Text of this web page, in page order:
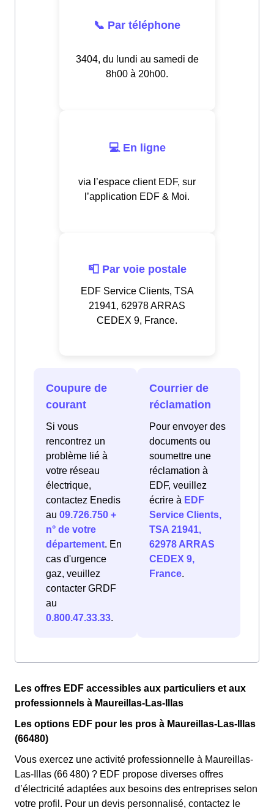
📞 Par téléphone
3404, du lundi au samedi de
8h00 à 20h00.
💻 En ligne
via l’espace client EDF, sur
l’application EDF & Moi.
📮 Par voie postale
EDF Service Clients, TSA
21941, 62978 ARRAS
CEDEX 9, France.
Coupure de
courant
Si vous
rencontrez un
problème lié à
votre réseau
électrique,
contactez Enedis
au 09.726.750 +
n° de votre
département. En
cas d'urgence
gaz, veuillez
contacter GRDF
au
0.800.47.33.33.
Courrier de
réclamation
Pour envoyer des
documents ou
soumettre une
réclamation à
EDF, veuillez
écrire à EDF
Service Clients,
TSA 21941,
62978 ARRAS
CEDEX 9,
France.
Les offres EDF accessibles aux particuliers et aux
professionnels à Maureillas-Las-Illas
Les options EDF pour les pros à Maureillas-Las-Illas
(66480)
Vous exercez une activité professionnelle à Maureillas-
Las-Illas (66 480) ? EDF propose diverses offres
d’électricité adaptées aux besoins des entreprises selon
votre profil. Pour un devis personnalisé, contactez le